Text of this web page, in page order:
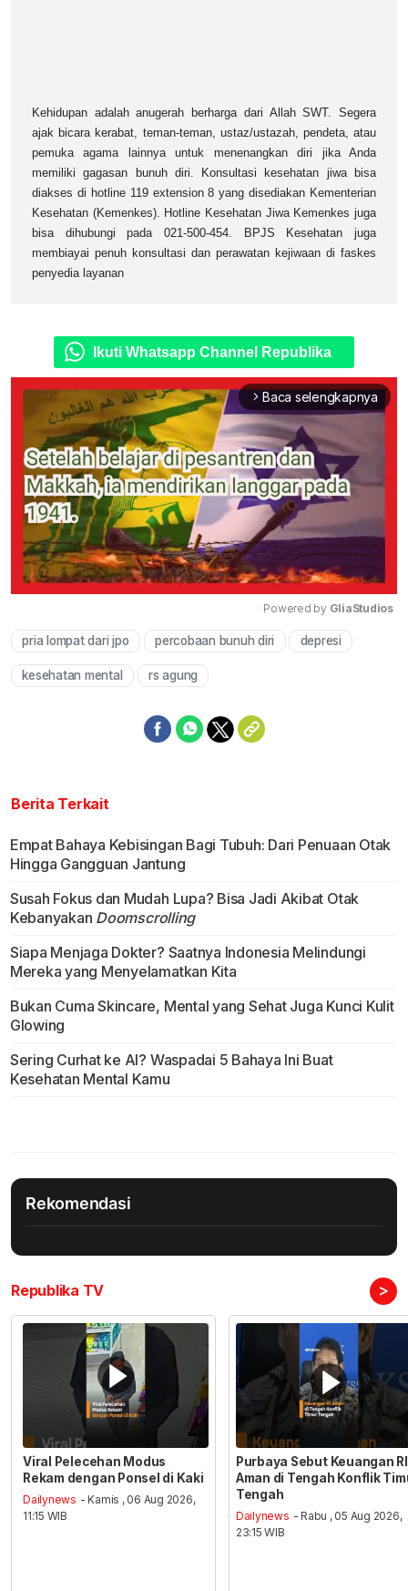
Kehidupan adalah anugerah berharga dari Allah SWT. Segera
ajak bicara kerabat, teman-teman, ustaz/ustazah, pendeta, atau
pemuka agama lainnya untuk menenangkan diri jika Anda
memiliki gagasan bunuh diri. Konsultasi kesehatan jiwa bisa
diakses di hotline 119 extension 8 yang disediakan Kementerian
Kesehatan (Kemenkes). Hotline Kesehatan Jiwa Kemenkes juga
bisa dihubungi pada 021-500-454. BPJS Kesehatan juga
membiayai penuh konsultasi dan perawatan kejiwaan di faskes
penyedia layanan
Ikuti Whatsapp Channel Republika
arrow_forward_ios Baca selengkapnya
Mute
Powered by GliaStudios
pria lompat dari jpo percobaan bunuh diri depresi
kesehatan mental rs agung
Berita Terkait
Empat Bahaya Kebisingan Bagi Tubuh: Dari Penuaan Otak
Hingga Gangguan Jantung
Susah Fokus dan Mudah Lupa? Bisa Jadi Akibat Otak
Kebanyakan Doomscrolling
Siapa Menjaga Dokter? Saatnya Indonesia Melindungi
Mereka yang Menyelamatkan Kita
Bukan Cuma Skincare, Mental yang Sehat Juga Kunci Kulit
Glowing
Sering Curhat ke AI? Waspadai 5 Bahaya Ini Buat
Kesehatan Mental Kamu
Rekomendasi
Republika TV >
Viral Pelecehan Modus
Rekam dengan Ponsel di Kaki
Dailynews - Kamis , 06 Aug 2026,
11:15 WIB
Purbaya Sebut Keuangan RI
Aman di Tengah Konflik
Tengah
Dailynews - Rabu , 05 Aug 2026,
23:15 WIB